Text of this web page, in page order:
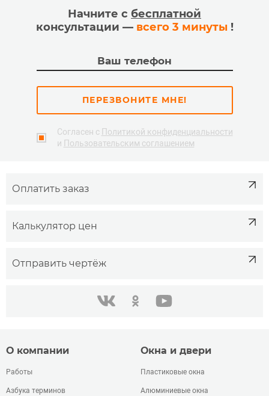
Начните с бесплатной
консультации — всего 3 минуты!
ПЕРЕЗВОНИТЕ МНЕ!
Согласен с Политикой конфиденциальности
и Пользовательским соглашением
Оплатить заказ
Калькулятор цен
Отправить чертёж
в контакте одноклассники youtube
О компании
Работы
Азбука терминов
Окна и двери
Пластиковые окна
Алюминиевые окна